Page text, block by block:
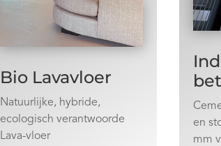
Bio Lavavloer
Natuurlijke, hybride,
ecologisch verantwoorde
Lava-vloer
en
mm